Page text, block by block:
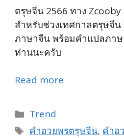
ตรุษจีน 2566 ทาง
สำหรับช่วงเทศกาลตรุษจีน
ภาษาจีน พร้อมคำแปลภา
ท่านนะครับ
Read more
Categories
Trend
Tags
คำอวยพรตรุษจีน, คำอ